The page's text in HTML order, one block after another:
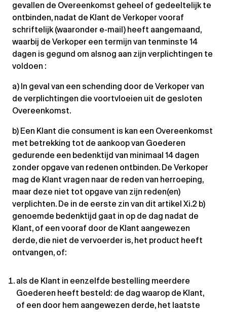
gevallen de Overeenkomst geheel of gedeeltelijk te
ontbinden, nadat de Klant de Verkoper vooraf
schriftelijk (waaronder e-mail) heeft aangemaand,
waarbij de Verkoper een termijn van tenminste 14
dagen is gegund om alsnog aan zijn verplichtingen te
voldoen :
a) In geval van een schending door de Verkoper van
de verplichtingen die voortvloeien uit de gesloten
Overeenkomst.
b) Een Klant die consument is kan een Overeenkomst
met betrekking tot de aankoop van Goederen
gedurende een bedenktijd van minimaal 14 dagen
zonder opgave van redenen ontbinden. De Verkoper
mag de Klant vragen naar de reden van herroeping,
maar deze niet tot opgave van zijn reden(en)
verplichten. De in de eerste zin van dit artikel Xi.2 b)
genoemde bedenktijd gaat in op de dag nadat de
Klant, of een vooraf door de Klant aangewezen
derde, die niet de vervoerder is, het product heeft
ontvangen, of:
als de Klant in eenzelfde bestelling meerdere
Goederen heeft besteld: de dag waarop de Klant,
of een door hem aangewezen derde, het laatste